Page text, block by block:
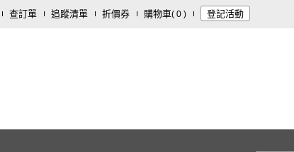
查訂單 追蹤清單 折價券 購物車( 0 ) 登記活動